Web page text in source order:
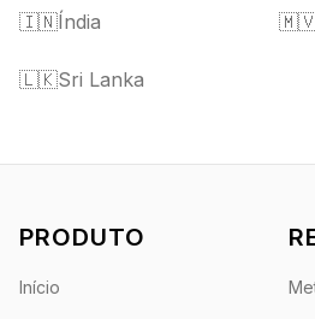
🇮🇳Índia
🇱🇰Sri Lanka
PRODUTO
Início